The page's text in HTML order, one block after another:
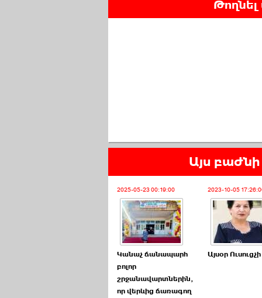
Թողնել
Այս բաժնի
2025-05-23 00:19:00
Կանաչ ճանապարհ
բոլոր
շրջանավարտներին,
որ վերևից ճառագող
2023-10-05
Այսօր